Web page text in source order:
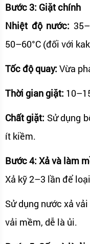
Bước 3: Giặt chính
Nhiệt độ nước:
50–60°C (đối với
Tốc độ quay: Vừa
Thời gian giặt:
Chất giặt: Sử dụng
ít kiềm.
Bước 4: Xả và làm
Xả kỹ 2–3 lần để
Sử dụng nước xả
vải mềm, dễ là ủi.